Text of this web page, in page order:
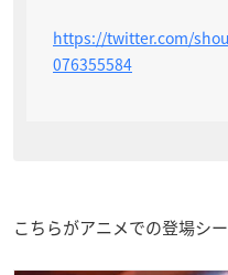
https://twitter.com/
076355584
こちらがアニメでの登場シ